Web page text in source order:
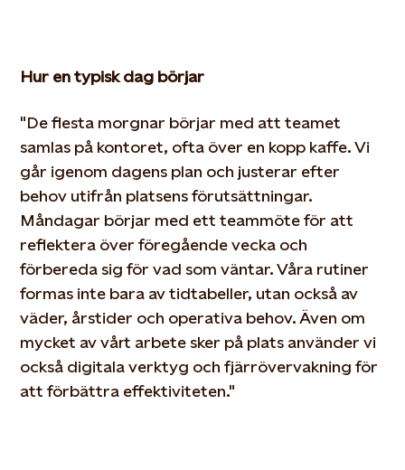
Hur en typisk dag börjar
"De flesta morgnar börjar med att teamet
samlas på kontoret, ofta över en kopp kaffe. Vi
går igenom dagens plan och justerar efter
behov utifrån platsensförutsättningar.
Måndagar börjar med ett teammöte för att
reflektera över föregående vecka och
förbereda sig för vad som väntar. Våra rutiner
formas inte bara avtidtabeller, utan också av
väder, årstider och operativa behov. Även om
mycket av vårt arbete sker på plats använder vi
också digitala verktyg och fjärrövervakning för
attförbättra effektiviteten."